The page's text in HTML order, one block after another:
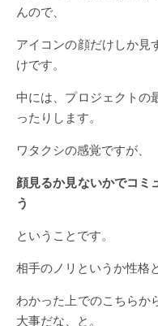
んので、
アイコンの顔だけしか見
けです。
中には、プロジェクトの
ったりします。
ワタクシの感覚ですが、
顔見るか見ないかでコミ
う
ということです。
相手のノリというか性格
わかった上でのこちらか
大事だな、と。